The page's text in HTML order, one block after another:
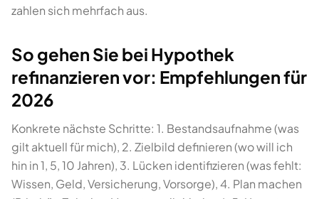
zahlen sich mehrfach aus.
So gehen Sie bei Hypothek
refinanzieren vor: Empfehlungen für
2026
Konkrete nächste Schritte: 1. Bestandsaufnahme (was
gilt aktuell für mich), 2. Zielbild definieren (wo will ich
hin in 1, 5, 10 Jahren), 3. Lücken identifizieren (was fehlt:
Wissen, Geld, Versicherung, Vorsorge), 4. Plan machen